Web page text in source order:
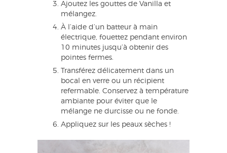
Ajoutez les gouttes de Vanilla et
mélangez.
À l’aide d’un batteur à main
électrique, fouettez pendant environ
10 minutes jusqu’à obtenir des
pointes fermes.
Transférez délicatement dans un
bocal en verre ou un récipient
refermable. Conservez à température
ambiante pour éviter que le
mélange ne durcisse ou ne fonde.
Appliquez sur les peaux sèches !